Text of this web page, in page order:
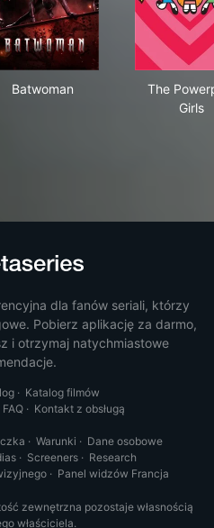
Batwoman
The
Girls
dla fanów seriali, którzy
Pobierz aplikację za darmo,
i otrzymaj natychmiastowe
· Katalog filmów
FAQ· Kontakt z obsługą
· Warunki · Dane osobowe
· Screeners· Research
· Panel widzów Francja
zewnętrzna pozostaje własnością
właściciela.